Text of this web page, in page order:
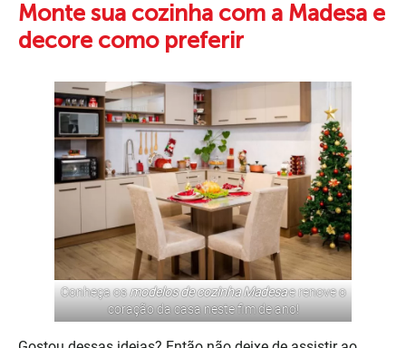
Monte sua cozinha com a Madesa e
decore como preferir
Conheça osmodelos de cozinha Madesae renove o
coração da casa neste fim de ano!